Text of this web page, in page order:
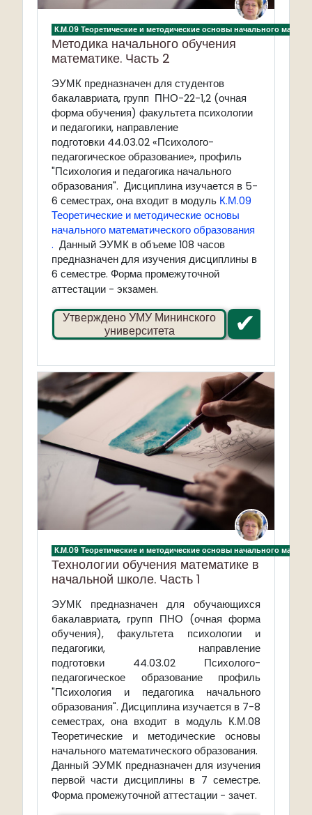
К.М.09 Теоретические и методические основы начального
Методика начального обучения
математике. Часть 2
ЭУМК предназначен для студентов
бакалавриата, групп ПНО-22-1,2 (очная
форма обучения) факультета психологии
и педагогики, направление
подготовки 44.03.02 «Психолого-
педагогическое образование», профиль
"Психология и педагогика начального
образования". Дисциплина изучается в 5-
6 семестрах, она входит в модуль К.М.09
Теоретические и методические основы
начального математического образования
. Данный ЭУМК в объеме 108 часов
предназначен для изучения дисциплины в
6 семестре. Форма промежуточной
аттестации - экзамен.
Утверждено УМУ Мининского
университета
✔
К.М.09 Теоретические и методические основы начального
Технологии обучения математике в
начальной школе. Часть 1
ЭУМК предназначен для обучающихся
бакалавриата, групп ПНО (очная форма
обучения), факультета психологии и
педагогики, направление
подготовки 44.03.02 Психолого-
педагогическое образование профиль
"Психология и педагогика начального
образования". Дисциплина изучается в 7-8
семестрах, она входит в модуль К.М.08
Теоретические и методические основы
начального математического образования.
Данный ЭУМК предназначен для изучения
первой части дисциплины в 7 семестре.
Форма промежуточной аттестации - зачет.